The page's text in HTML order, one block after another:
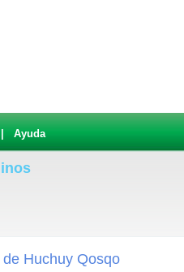
Ayuda
Huchuy Qosqo